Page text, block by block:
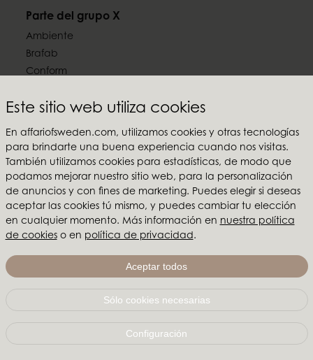
Este sitio web utiliza cookies
En affariofsweden.com, utilizamos cookies y otras tecnologías
para brindarte una buena experiencia cuando nos visitas.
También utilizamos cookies para estadísticas, de modo que
podamos mejorar nuestro sitio web, para la personalización
de anuncios y con fines de marketing. Puedes elegir si deseas
aceptar las cookies tú mismo, y puedes cambiar tu elección
en cualquier momento. Más información en nuestra política
de cookieso en política de privacidad.
Aceptar todos
Sólo cookies necesarias
Configuración
Parte del grupo X
Ambiente
Brafab
Conform
MTI
Síguenos en las redes sociales
Affari of Sweden
Sobre nosotros
Inspiración
+46 479 155 55
info@affariofsweden.com
© Copyright 2021 Affari of Sweden AB